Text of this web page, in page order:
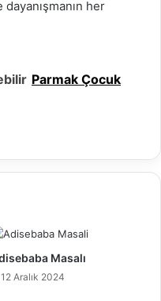
her
Parmak Çocuk
Masalı
12 Aralık 2024